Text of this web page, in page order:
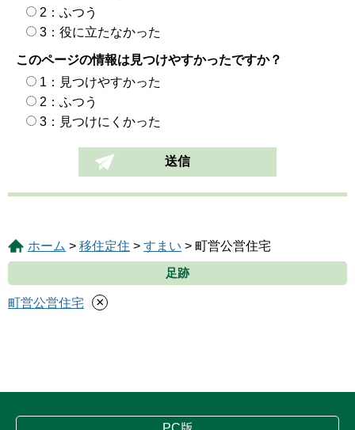
2：ふつう
3：役に立たなかった
このページの情報は見つけやすかったですか？
1：見つけやすかった
2：ふつう
3：見つけにくかった
ホーム > 移住定住 > すまい > 町営公営住宅
足跡
町営公営住宅 ×